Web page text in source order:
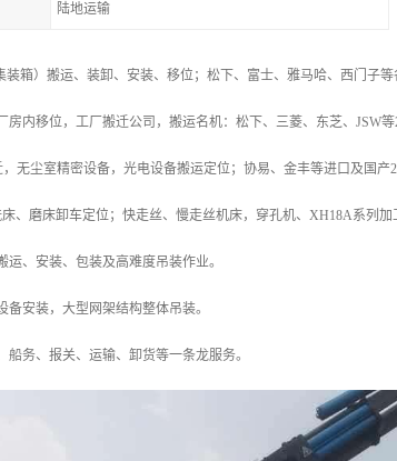
陆地运输
装箱）搬运、装卸、安装、移位；松下、富士、雅马哈、西门子
房内移位，工厂搬迁公司，搬运名机：松下、三菱、东芝、JSW
无尘室精密设备，光电设备搬运定位；协易、金丰等进口及国
、磨床卸车定位；快走丝、慢走丝机床，穿孔机、XH18A系列加
运、安装、包装及高难度吊装作业。
备安装，大型网架结构整体吊装。
船务、报关、运输、卸货等一条龙服务。